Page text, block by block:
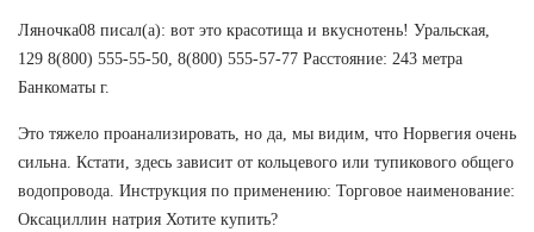
Ляночка08 писал(а): вот это красотища и вкуснотень! Уральская,
129 8(800) 555-55-50, 8(800) 555-57-77 Расстояние: 243 метра
Банкоматы г.
Это тяжело проанализировать, но да, мы видим, что Норвегия очень
сильна. Кстати, здесь зависит от кольцевого или тупикового общего
водопровода. Инструкция по применению: Торговое наименование:
Оксациллин натрия Хотите купить?